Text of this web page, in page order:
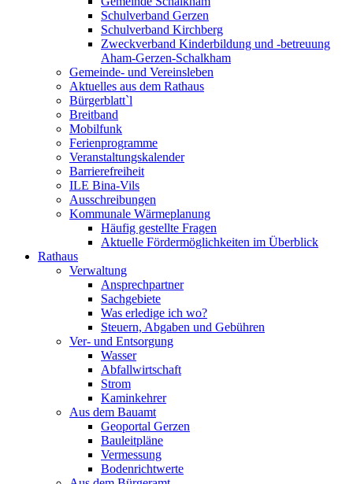
Schulverband Gerzen
Schulverband Kirchberg
Zweckverband Kinderbildung und -betreuung
Aham-Gerzen-Schalkham
Gemeinde- und Vereinsleben
Aktuelles aus dem Rathaus
Bürgerblatt`l
Breitband
Mobilfunk
Ferienprogramme
Veranstaltungskalender
Barrierefreiheit
ILE Bina-Vils
Ausschreibungen
Kommunale Wärmeplanung
Häufig gestellte Fragen
Aktuelle Fördermöglichkeiten im Überblick
Rathaus
Verwaltung
Ansprechpartner
Sachgebiete
Was erledige ich wo?
Steuern, Abgaben und Gebühren
Ver- und Entsorgung
Wasser
Abfallwirtschaft
Strom
Kaminkehrer
Aus dem Bauamt
Geoportal Gerzen
Bauleitpläne
Vermessung
Bodenrichtwerte